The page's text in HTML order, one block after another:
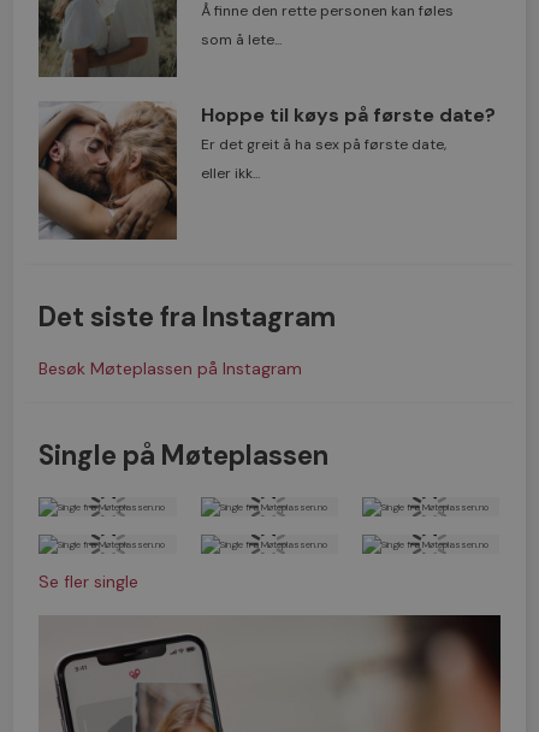
Å finne den rette personen kan føles
som å lete...
Hoppe til køys på første date?
Er det greit å ha sex på første date,
eller ikk...
Det siste fra Instagram
Besøk Møteplassen på Instagram
Single på Møteplassen
Se fler single